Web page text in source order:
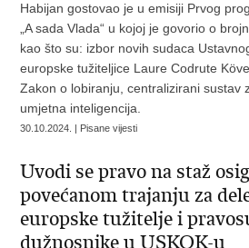
Habijan gostovao je u emisiji Prvog
„A sada Vlada“ u kojoj je govorio o
kao što su: izbor novih sudaca
europske tužiteljice Laure Codrute
Zakon o lobiranju, centralizirani sustav
umjetna inteligencija.
30.10.2024. | Pisane vijesti
Uvodi se pravo na staž
povećanom trajanju za
europske tužitelje i
dužnosnike u USKOK-u